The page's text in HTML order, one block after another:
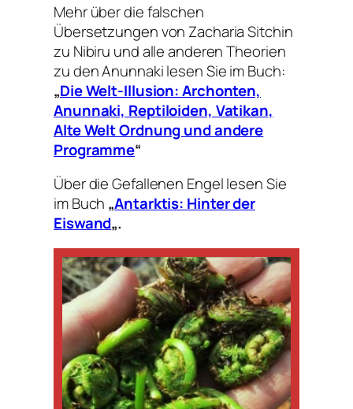
Mehr über die falschen
Übersetzungen von Zacharia Sitchin
zu Nibiru und alle anderen Theorien
zu den Anunnaki lesen Sie im Buch:
„Die Welt-Illusion: Archonten,
Anunnaki, Reptiloiden, Vatikan,
Alte Welt Ordnung und andere
Programme“
Über die Gefallenen Engel lesen Sie
im Buch „Antarktis: Hinter der
Eiswand„.